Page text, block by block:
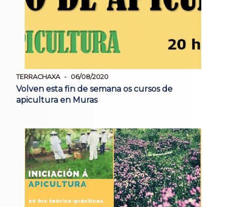
TERRACHAXA 06/08/2020
Volven esta fin de semana os cursos de
apicultura en Muras